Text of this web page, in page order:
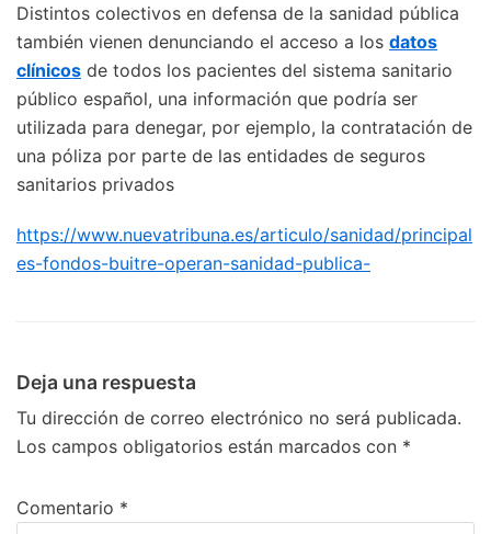
Distintos colectivos en defensa de la sanidad pública
también vienen denunciando el acceso a los datos
clínicos de todos los pacientes del sistema sanitario
público español, una información que podría ser
utilizada para denegar, por ejemplo, la contratación de
una póliza por parte de las entidades de seguros
sanitarios privados
https://www.nuevatribuna.es/articulo/sanidad/principal
es-fondos-buitre-operan-sanidad-publica-
Deja una respuesta
Tu dirección de correo electrónico no será publicada.
Los campos obligatorios están marcados con *
Comentario *